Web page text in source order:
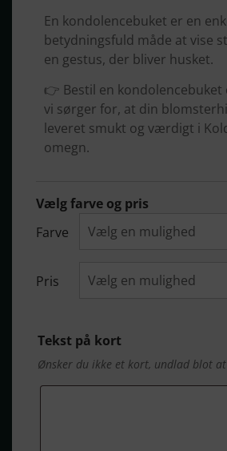
En kondolencebuket er en
betydningsfuld måde at vise
en gestus, der bliver husket.
👉 Bestil en kondolencebuket
vi sørger for, at din
leveret smukt og værdigt i
omegn.
Vælg farve og pris
Farve
Pris
Tekst på kort
Ønsker du ikke et kort, undlad blot at